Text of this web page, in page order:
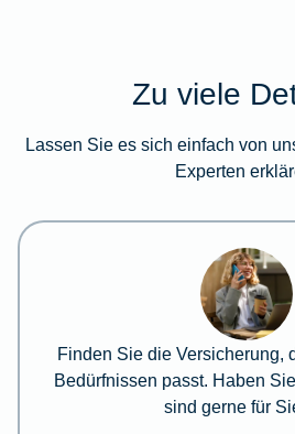
Zu viele
Lassen Sie es sich einfach von
Experten
Finden Sie die Versicherung,
Bedürfnissen passt. Haben
sind gerne für